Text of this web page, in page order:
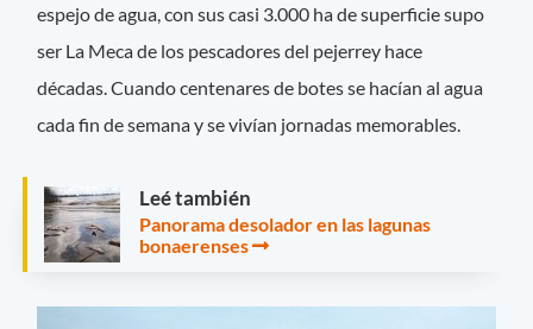
espejo de agua, con sus casi 3.000 ha de superficie supo
ser La Meca de los pescadores del pejerrey hace
décadas. Cuando centenares de botes se hacían al agua
cada fin de semana y se vivían jornadas memorables.
Leé también
Panorama desolador en las lagunas
bonaerenses